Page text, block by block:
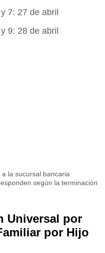
7: 27 de abril
9: 28 de abril
la sucursal bancaria
según la terminación
Universal por
por Hijo